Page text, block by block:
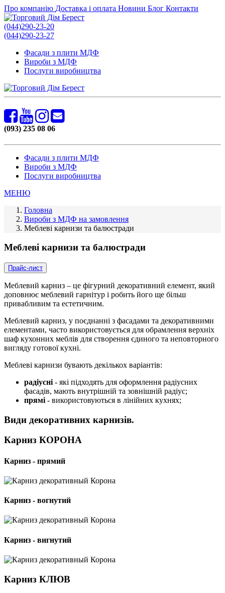
Про компанію Доставка і оплата Новини Блог Контакти
(044)290-23-20
(044)290-23-27
Фасади з плити МДФ
Вироби з МДФ
Послуги виробництва
(093) 235 08 06
Фасади з плити МДФ
Вироби з МДФ
Послуги виробництва
МЕНЮ
Головна
Вироби з МДФ на замовлення
Меблеві карнизи та балюстради
Меблеві карнизи та балюстради
Прайс-лист
Меблевий карниз – це фігурний декоративний елемент, який
доповнює меблевий гарнітур і робить його ще більш
привабливим та естетичним.
Меблевий карниз, у поєднанні з фасадами та декоративними
елементами, часто використовується для обрамлення верхніх
шаф кухонних меблів для створення єдиного та неповторного
вигляду готової кухні.
Меблеві карнизи бувають декількох варіантів:
радіусні - які підходять для оформлення радіусних
фасадів, мають внутрішній та зовнішній радіус;
прямі - використовуються в лінійних кухнях;
Види декоративних карнизів.
Карниз КОРОНА
Карниз - прямий
Карниз - вогнутий
Карниз - вигнутий
Карниз КЛЮВ